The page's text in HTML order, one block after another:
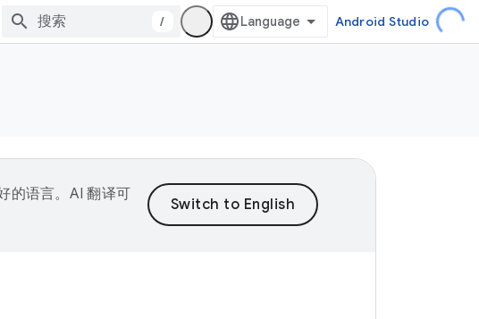
/ Android Studio
的语言。AI 翻译可